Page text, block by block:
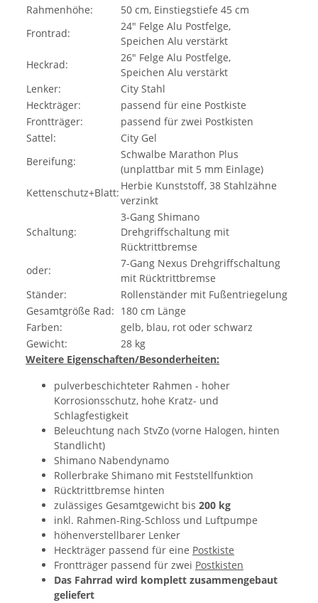
Rahmenhöhe:
50 cm, Einstiegstiefe 45 cm
Frontrad:
24" Felge Alu Postfelge,
Speichen Alu verstärkt
Heckrad:
26" Felge Alu Postfelge,
Speichen Alu verstärkt
Lenker:
City Stahl
Heckträger:
passend für eine Postkiste
Frontträger:
passend für zwei Postkisten
Sattel:
City Gel
Bereifung:
Schwalbe Marathon Plus
(unplattbar mit 5 mm Einlage)
Kettenschutz+Blatt:
Herbie Kunststoff, 38 Stahlzähne
verzinkt
Schaltung:
3-Gang Shimano
Drehgriffschaltung mit
Rücktrittbremse
oder:
7-Gang Nexus Drehgriffschaltung
mit Rücktrittbremse
Ständer:
Rollenständer mit Fußentriegelung
Gesamtgröße Rad: 180 cm Länge
Farben:
gelb, blau, rot oder schwarz
Gewicht:
28 kg
Weitere Eigenschaften/Besonderheiten:
pulverbeschichteter Rahmen - hoher
Korrosionsschutz, hohe Kratz- und
Schlagfestigkeit
Beleuchtung nach StvZo (vorne Halogen, hinten
Standlicht)
Shimano Nabendynamo
Rollerbrake Shimano mit Feststellfunktion
Rücktrittbremse hinten
zulässiges Gesamtgewicht bis 200 kg
inkl. Rahmen-Ring-Schloss und Luftpumpe
höhenverstellbarer Lenker
Heckträger passend für eine Postkiste
Frontträger passend für zwei Postkisten
Das Fahrrad wird komplett zusammengebaut
geliefert